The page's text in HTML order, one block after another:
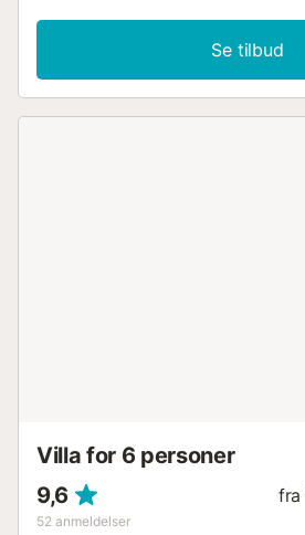
Se tilbud
Villa for 6 personer
9,6
52 anmeldelser
fra